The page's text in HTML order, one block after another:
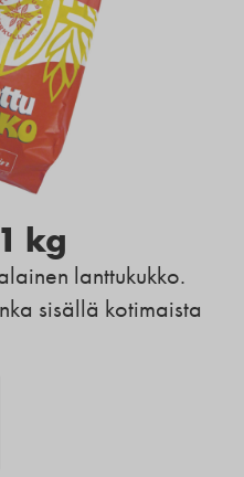
kg
lanttukukko.
sisällä kotimaista